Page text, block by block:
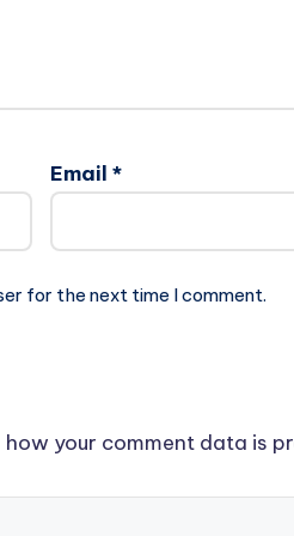
Email *
for the next time I comment.
how your comment data is